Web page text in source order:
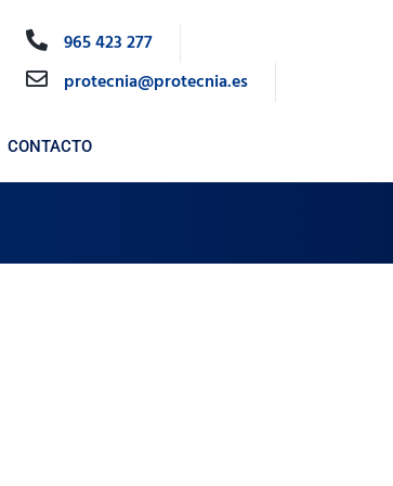
965 423 277
protecnia@protecnia.es
CONTACTO